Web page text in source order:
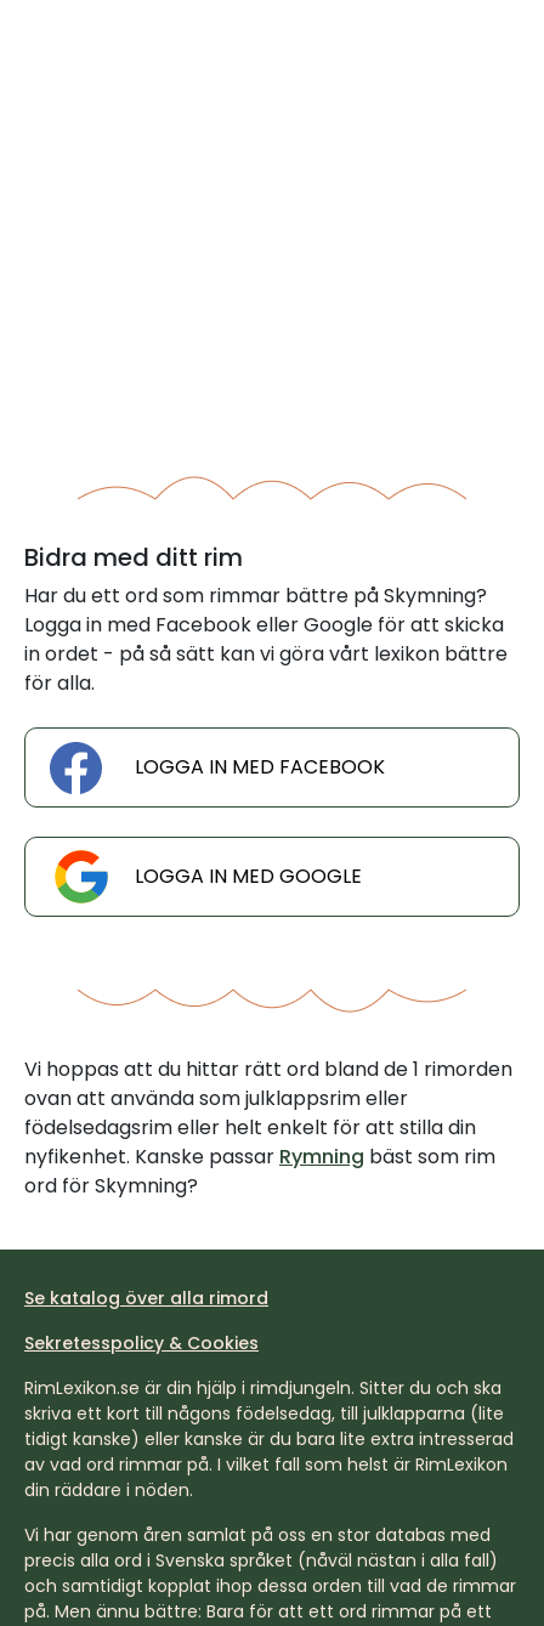
Bidra med ditt rim
Har du ett ord som rimmar bättre på Skymning?
Logga in med Facebook eller Google för att skicka
in ordet - på så sätt kan vi göra vårt lexikon bättre
för alla.
LOGGA IN MED FACEBOOK
LOGGA IN MED GOOGLE
Vi hoppas att du hittar rätt ord bland de 1 rimorden
ovan att använda som julklappsrim eller
födelsedagsrim eller helt enkelt för att stilla din
nyfikenhet. Kanske passar Rymning bäst som rim
ord för Skymning?
Se katalog över alla rimord
Sekretesspolicy & Cookies
RimLexikon.se är din hjälp i rimdjungeln. Sitter du och ska
skriva ett kort till någons födelsedag, till julklapparna (lite
tidigt kanske) eller kanske är du bara lite extra intresserad
av vad ord rimmar på. I vilket fall som helst är RimLexikon
din räddare i nöden.
Vi har genom åren samlat på oss en stor databas med
precis alla ord i Svenska språket (nåväl nästan i alla fall)
och samtidigt kopplat ihop dessa orden till vad de rimmar
på. Men ännu bättre: Bara för att ett ord rimmar på ett